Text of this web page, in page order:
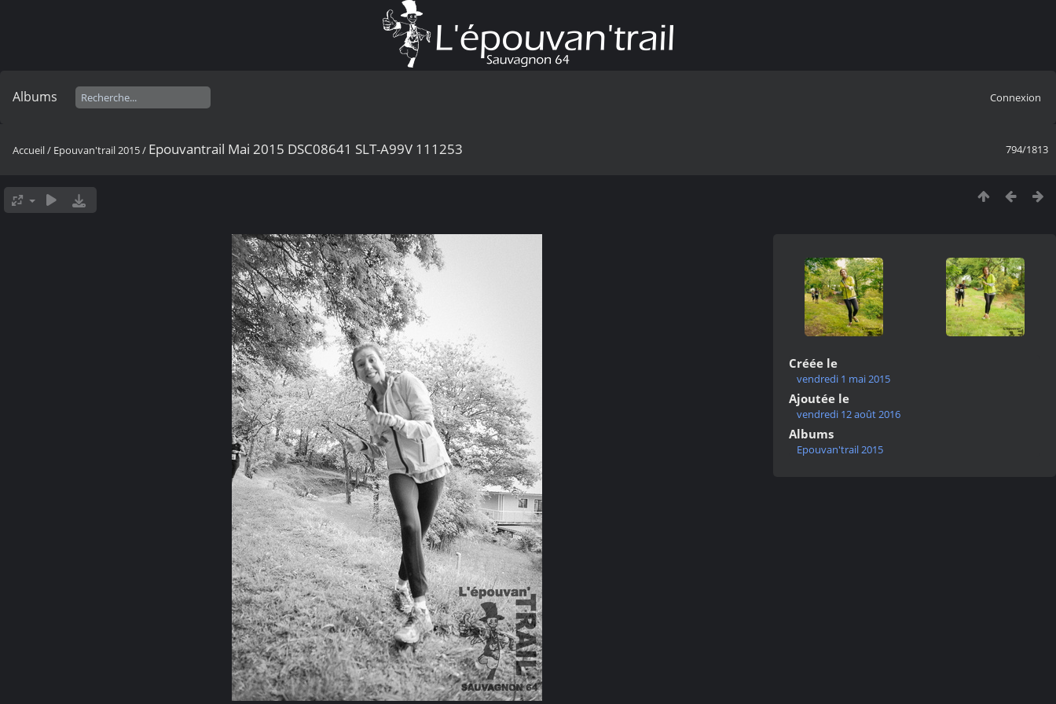
Albums Connexion
794/1813
Accueil/ Epouvan'trail 2015/ Epouvantrail Mai 2015 DSC08641 SLT-A99V 111253
Créée le
vendredi 1 mai 2015
Ajoutée le
vendredi 12 août 2016
Albums
Epouvan'trail 2015